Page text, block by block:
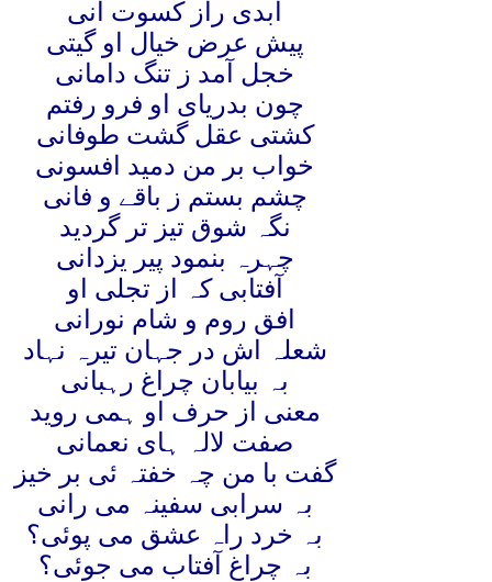
ابدی راز کسوت آنی
پیش عرض خیال او گیتی
خجل آمد ز تنگ دامانی
چون بدریای او فرو رفتم
کشتی عقل گشت طوفانی
خواب بر من دمید افسونی
چشم بستم ز باقے و فانی
نگہ شوق تیز تر گردید
چہرہ بنمود پیر یزدانی
آفتابی کہ از تجلی او
افق روم و شام نورانی
شعلہ اش در جہان تیرہ نہاد
بہ بیابان چراغ رہبانی
معنی از حرف او ہمی روید
صفت لالہ ہای نعمانی
گفت با من چہ خفتہ ئی بر خیز
بہ سرابی سفینہ می رانی
بہ خرد راہ عشق می پوئی؟
بہ چراغ آفتاب می جوئی؟